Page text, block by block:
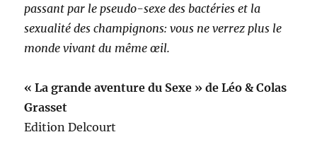
passant par le pseudo-sexe des bactéries et la
sexualité des champignons: vous ne verrez plus le
monde vivant du même œil.
« La grande aventure du Sexe » de Léo & Colas
Grasset
Edition Delcourt